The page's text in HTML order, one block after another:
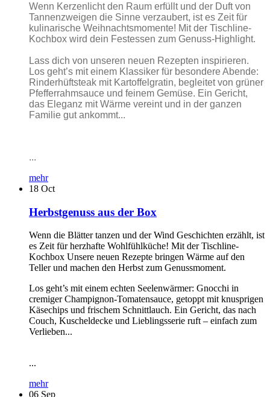
Wenn Kerzenlicht den Raum erfüllt und der Duft von
Tannenzweigen die Sinne verzaubert, ist es Zeit für
kulinarische Weihnachtsmomente! Mit der Tischline-
Kochbox wird dein Festessen zum Genuss-Highlight.
Lass dich von unseren neuen Rezepten inspirieren.
Los geht’s mit einem Klassiker für besondere Abende:
Rinderhüftsteak mit Kartoffelgratin, begleitet von grüner
Pfefferrahmsauce und feinem Gemüse. Ein Gericht,
das Eleganz mit Wärme vereint und in der ganzen
Familie gut ankommt...
...
mehr
18 Oct
Herbstgenuss aus der Box
Wenn die Blätter tanzen und der Wind Geschichten erzählt, ist
es Zeit für herzhafte Wohlfühlküche! Mit der Tischline-
Kochbox Unsere neuen Rezepte bringen Wärme auf den
Teller und machen den Herbst zum Genussmoment.
Los geht’s mit einem echten Seelenwärmer: Gnocchi in
cremiger Champignon-Tomatensauce, getoppt mit knusprigen
Käsechips und frischem Schnittlauch. Ein Gericht, das nach
Couch, Kuscheldecke und Lieblingsserie ruft – einfach zum
Verlieben...
...
mehr
06 Sep